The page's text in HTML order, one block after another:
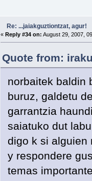
Re: ...jaiakguztiontzat, agur!
« Reply #34 on: August 29, 2007,
Quote from:
norbaitek baldin
buruz, galdetu
garrantzia
saiatuko dut
digo k si alguien
y respondere
temas